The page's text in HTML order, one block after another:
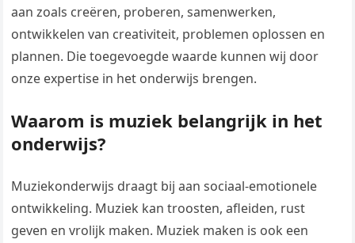
aan zoals creëren, proberen, samenwerken,
ontwikkelen van creativiteit, problemen oplossen en
plannen. Die toegevoegde waarde kunnen wij door
onze expertise in het onderwijs brengen.
Waarom is muziek belangrijk in het
onderwijs?
Muziekonderwijs draagt bij aan sociaal-emotionele
ontwikkeling. Muziek kan troosten, afleiden, rust
geven en vrolijk maken. Muziek maken is ook een